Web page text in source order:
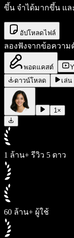
ขึ้น จำได้มากขึ้น แล
อัปโหลดไฟล์
ลองฟังจากข้อความ
พอดแคสต์
ดาวน์โหลด
เล่น
1 ×
1 ล้าน+ รีวิว 5 ดาว
60 ล้าน+ ผู้ใช้